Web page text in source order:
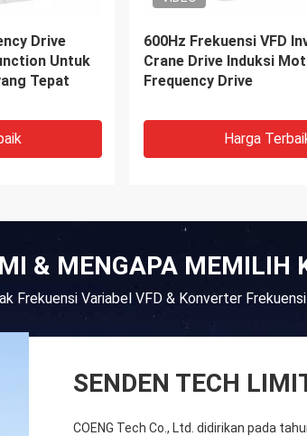
di lantai
Charging
Inverter surya hibrida
aplikasi rumah Off-Grid
Inverter
Harga
& MENGAPA MEMILIH
Frekuensi Variabel VFD & Konverter
SENDEN TECH
COENG Tech Co., Ltd. didirikan pada